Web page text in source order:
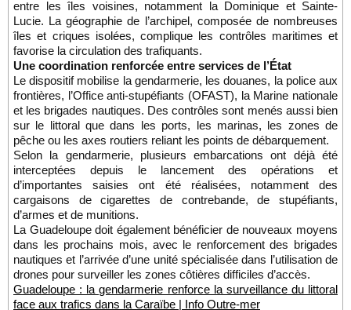
entre les îles voisines, notamment la Dominique et Sainte-
Lucie. La géographie de l’archipel, composée de nombreuses
îles et criques isolées, complique les contrôles maritimes et
favorise la circulation des trafiquants.
Une coordination renforcée entre services de l’État
Le dispositif mobilise la gendarmerie, les douanes, la police aux
frontières, l’Office anti-stupéfiants (OFAST), la Marine nationale
et les brigades nautiques. Des contrôles sont menés aussi bien
sur le littoral que dans les ports, les marinas, les zones de
pêche ou les axes routiers reliant les points de débarquement.
Selon la gendarmerie, plusieurs embarcations ont déjà été
interceptées depuis le lancement des opérations et
d’importantes saisies ont été réalisées, notamment des
cargaisons de cigarettes de contrebande, de stupéfiants,
d’armes et de munitions.
La Guadeloupe doit également bénéficier de nouveaux moyens
dans les prochains mois, avec le renforcement des brigades
nautiques et l’arrivée d’une unité spécialisée dans l’utilisation de
drones pour surveiller les zones côtières difficiles d’accès.
Guadeloupe : la gendarmerie renforce la surveillance du littoral
face aux trafics dans la Caraïbe | Info Outre-mer